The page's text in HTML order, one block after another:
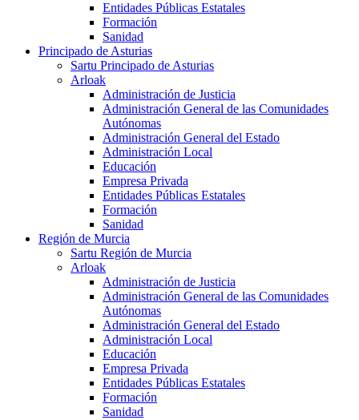
Entidades Públicas Estatales
Formación
Sanidad
Principado de Asturias
Sartu Principado de Asturias
Arloak
Administración de Justicia
Administración General de las Comunidades
Autónomas
Administración General del Estado
Administración Local
Educación
Empresa Privada
Entidades Públicas Estatales
Formación
Sanidad
Región de Murcia
Sartu Región de Murcia
Arloak
Administración de Justicia
Administración General de las Comunidades
Autónomas
Administración General del Estado
Administración Local
Educación
Empresa Privada
Entidades Públicas Estatales
Formación
Sanidad